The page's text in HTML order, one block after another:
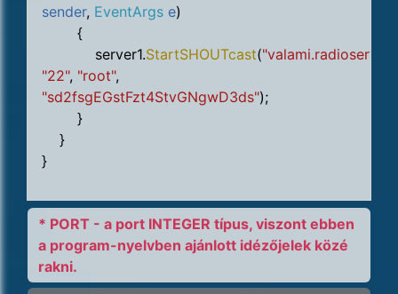
sender, EventArgs e)
{
server1.StartSHOUTcast(
"22", "root",
"sd2fsgEGstFzt4StvGNgwD3ds");
}
}
}
* PORT - a port INTEGER típus, viszont ebben
a program-nyelvben ajánlott idézőjelek közé
rakni.